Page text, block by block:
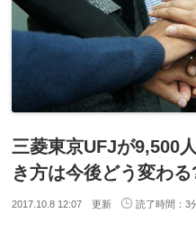
三菱東京UFJが9,500
き方は今後どう変わる
2017.10.8 12:07 更新 読了時間：3